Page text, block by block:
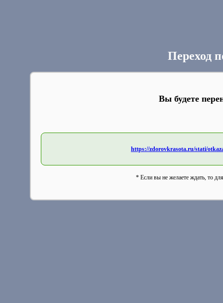
Переход
Вы будете
https://zdorovkrasota.ru/stati/
* Если вы не желаете ждать, то